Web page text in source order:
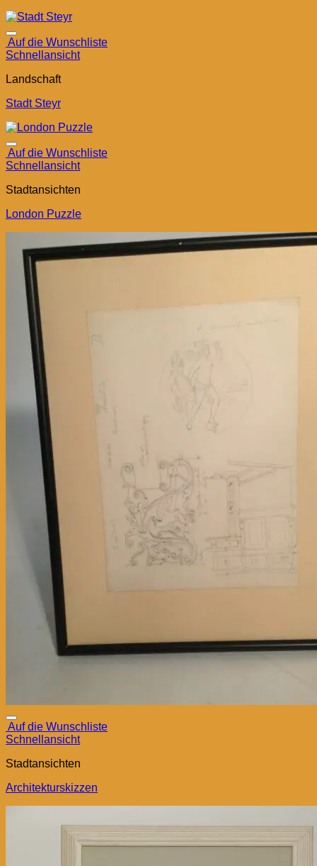
Auf die Wunschliste
Schnellansicht
Landschaft
Stadt Steyr
Auf die Wunschliste
Schnellansicht
Stadtansichten
London Puzzle
Auf die Wunschliste
Schnellansicht
Stadtansichten
Architekturskizzen